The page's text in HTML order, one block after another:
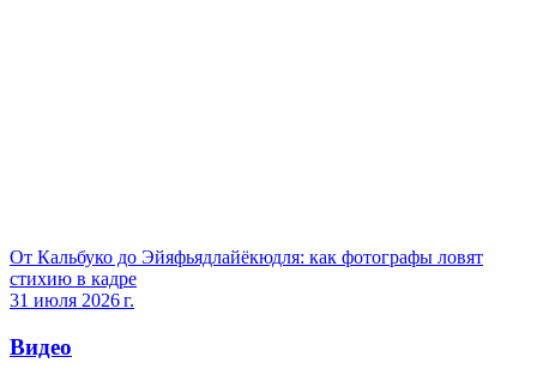
От Кальбуко до Эйяфьядлайёкюдля: как фотографы ловят
стихию в кадре
31 июля 2026 г.
Видео